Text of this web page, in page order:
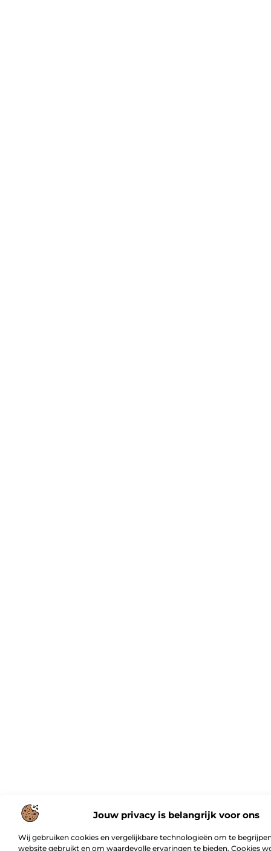
Jouw privacy is belangrijk voor ons
Wij gebruiken cookies en vergelijkbare technologieën om te
website gebruikt en om waardevolle ervaringen te bieden. Cookies